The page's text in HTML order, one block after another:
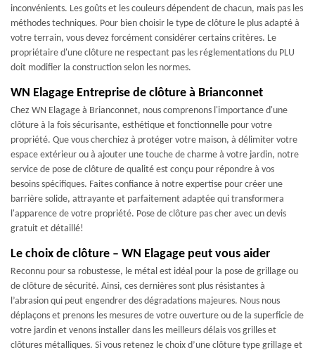
inconvénients. Les goûts et les couleurs dépendent de chacun, mais pas les
méthodes techniques. Pour bien choisir le type de clôture le plus adapté à
votre terrain, vous devez forcément considérer certains critères. Le
propriétaire d'une clôture ne respectant pas les réglementations du PLU
doit modifier la construction selon les normes.
WN Elagage Entreprise de clôture à Brianconnet
Chez WN Elagage à Brianconnet, nous comprenons l'importance d'une
clôture à la fois sécurisante, esthétique et fonctionnelle pour votre
propriété. Que vous cherchiez à protéger votre maison, à délimiter votre
espace extérieur ou à ajouter une touche de charme à votre jardin, notre
service de pose de clôture de qualité est conçu pour répondre à vos
besoins spécifiques. Faites confiance à notre expertise pour créer une
barrière solide, attrayante et parfaitement adaptée qui transformera
l'apparence de votre propriété. Pose de clôture pas cher avec un devis
gratuit et détaillé!
Le choix de clôture – WN Elagage peut vous aider
Reconnu pour sa robustesse, le métal est idéal pour la pose de grillage ou
de clôture de sécurité. Ainsi, ces dernières sont plus résistantes à
l’abrasion qui peut engendrer des dégradations majeures. Nous nous
déplaçons et prenons les mesures de votre ouverture ou de la superficie de
votre jardin et venons installer dans les meilleurs délais vos grilles et
clôtures métalliques. Si vous retenez le choix d’une clôture type grillage et